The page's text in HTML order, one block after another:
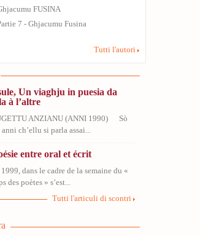
FUSINA
7 - Ghjacumu Fusina
Tutti l'autori
Un viaghju in puesia da
à l’altre
ANZIANU (ANNI 1990) Sò
ch’ellu si parla assai...
entre oral et écrit
dans le cadre de la semaine du «
des poètes » s’est...
Tutti l'articuli di scontri